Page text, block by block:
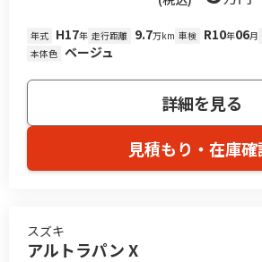
年式 H17年 走行距離 9.7万km 車検 R10年06月
本体色 ベージュ
詳細を見る
見積もり・在庫確
スズキ
アルトラパン X